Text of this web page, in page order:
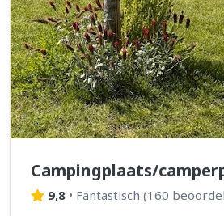
Campingplaats/
9,8 • Fantastisch (160